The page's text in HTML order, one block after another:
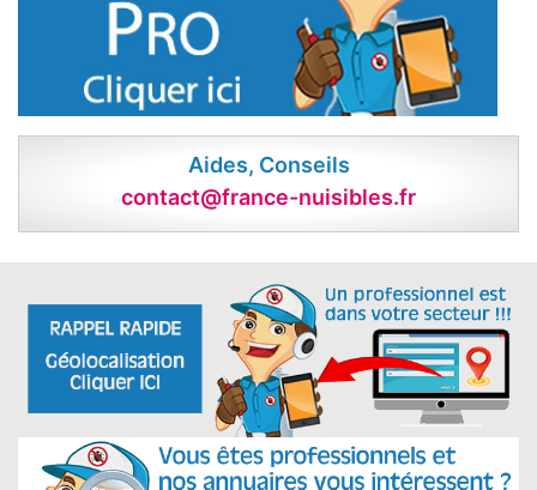
Aides, Conseils
contact@france-nuisibles.fr